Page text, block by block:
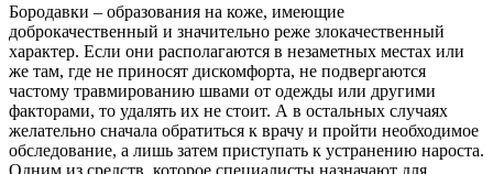
Бородавки – образования на коже, имеющие
доброкачественный и значительно реже злокачественный
характер. Если они располагаются в незаметных местах или
же там, где не приносят дискомфорта, не подвергаются
частому травмированию швами от одежды или другими
факторами, то удалять их не стоит. А в остальных случаях
желательно сначала обратиться к врачу и пройти необходимое
обследование, а лишь затем приступать к устранению нароста.
Одним из средств, которое специалисты назначают для